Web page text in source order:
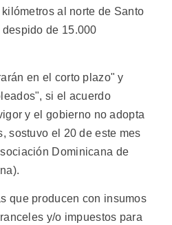
al norte de Santo
de 15.000
en el corto plazo" y
si el acuerdo
y el gobierno no adopta
sostuvo el 20 de este mes
Dominicana de
que producen con insumos
y/o impuestos para